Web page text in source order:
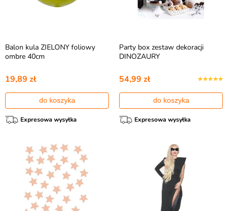
Balon kula ZIELONY foliowy
ombre 40cm
19,89 zł
do koszyka
Expresowa wysyłka
Party box zestaw dekoracji
DINOZAURY
54,99 zł
do koszyka
Expresowa wysyłka